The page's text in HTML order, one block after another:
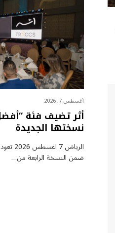
أغسطس 7, 2026
أثر تضيف فئة
نسختها الجديدة
ضمن النسخة الرابعة من…